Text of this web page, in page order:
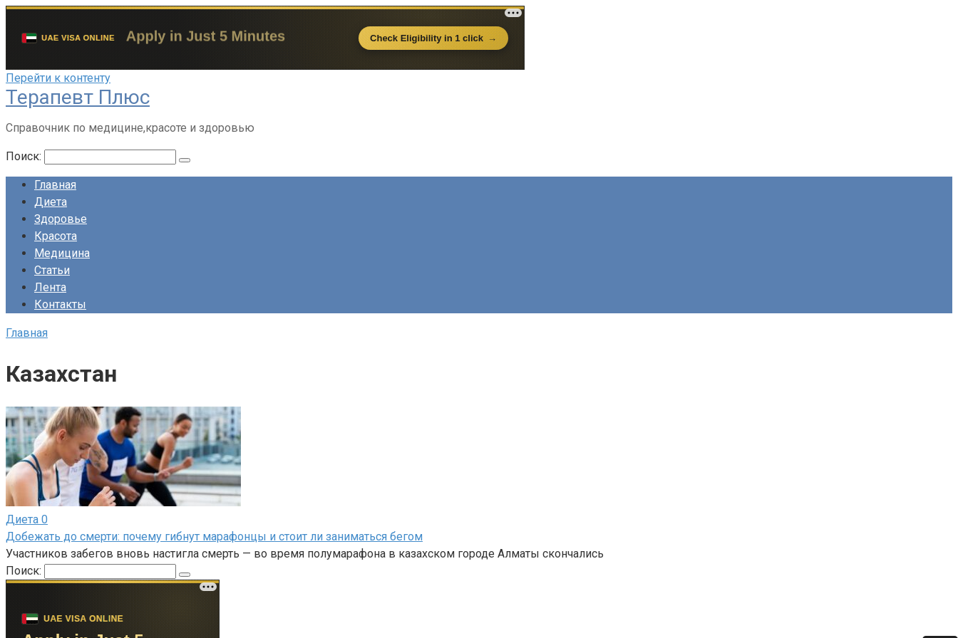
Перейти к контенту
Терапевт Плюс
Справочник по медицине,красоте и здоровью
Поиск:
Главная
Диета
Здоровье
Красота
Медицина
Статьи
Лента
Контакты
Главная
Казахстан
Диета 0
Добежать до смерти: почему гибнут марафонцы и стоит ли заниматься бегом
Участников забегов вновь настигла смерть — во время полумарафона в казахском городе Алматы скончались
Поиск: